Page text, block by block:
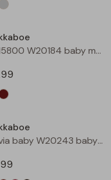
3315800 W20184 baby meisjes rok kort Zwart
Olivia baby W20243 baby meisjes T-shirt lm Kit